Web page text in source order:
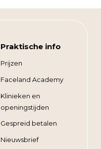
Praktische info
Prijzen
Faceland Academy
Klinieken en
openingstijden
Gespreid betalen
Nieuwsbrief